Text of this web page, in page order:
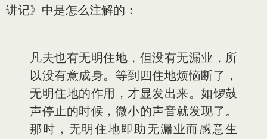
讲记》中是怎么注解的：
凡夫也有无明住地，但没有无漏业，所
以没有意成身。等到四住地烦恼断了，
无明住地的作用，才显发出来。如锣鼓
声停止的时候，微小的声音就发现了。
那时，无明住地即助无漏业而感意生